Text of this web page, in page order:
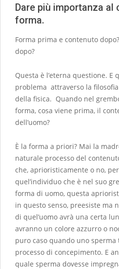
Dare più importanza al
forma.
Forma prima e contenuto
dopo?
Questa è l’eterna questione. E
problema attraverso la
della fisica. Quando nel
forma, cosa viene prima, il
dell’uomo?
È la forma a priori? Mai la
naturale processo del
che, aprioristicamente o no,
quel’individuo che è nel suo
forma di uomo, questa
in questo senso, preesiste ma
di quel’uomo avrà una certa
avranno un colore azzurro o
puro caso quando uno
processo di concepimento. E
quale sperma dovesse